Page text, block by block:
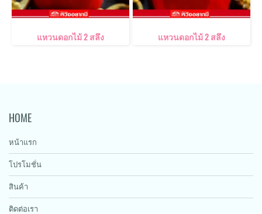
แหวนดอกไม้ 2 สลึง แหวนดอกไม้ 2 สลึง
HOME
หน้าแรก
โปรโมชั่น
สินค้า
ติดต่อเรา